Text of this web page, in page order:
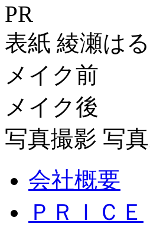
PR
表紙 綾瀬は
メイク前
メイク後
写真撮影 写
会社概要
ＰＲＩＣＥ